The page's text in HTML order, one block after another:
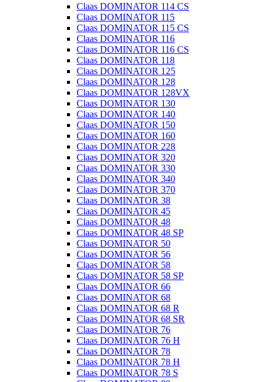
Claas DOMINATOR 114 CS
Claas DOMINATOR 115
Claas DOMINATOR 115 CS
Claas DOMINATOR 116
Claas DOMINATOR 116 CS
Claas DOMINATOR 118
Claas DOMINATOR 125
Claas DOMINATOR 128
Claas DOMINATOR 128VX
Claas DOMINATOR 130
Claas DOMINATOR 140
Claas DOMINATOR 150
Claas DOMINATOR 160
Claas DOMINATOR 228
Claas DOMINATOR 320
Claas DOMINATOR 330
Claas DOMINATOR 340
Claas DOMINATOR 370
Claas DOMINATOR 38
Claas DOMINATOR 45
Claas DOMINATOR 48
Claas DOMINATOR 48 SP
Claas DOMINATOR 50
Claas DOMINATOR 56
Claas DOMINATOR 58
Claas DOMINATOR 58 SP
Claas DOMINATOR 66
Claas DOMINATOR 68
Claas DOMINATOR 68 R
Claas DOMINATOR 68 SR
Claas DOMINATOR 76
Claas DOMINATOR 76 H
Claas DOMINATOR 78
Claas DOMINATOR 78 H
Claas DOMINATOR 78 S